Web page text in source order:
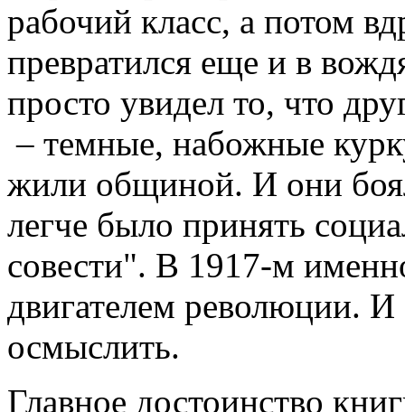
рабочий класс, а потом
превратился еще и в
просто увидел то, что
– темные, набожные
жили общиной. И они
легче было принять
совести". В 1917-м
двигателем революции.
осмыслить.
Главное достоинство